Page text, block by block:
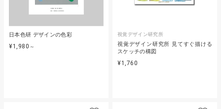
日本色研 デザインの色彩
¥1,980 ～
視覚デザイン研究所
視覚デザイン研究所 見てすぐ描ける
スケッチの構図
¥1,760